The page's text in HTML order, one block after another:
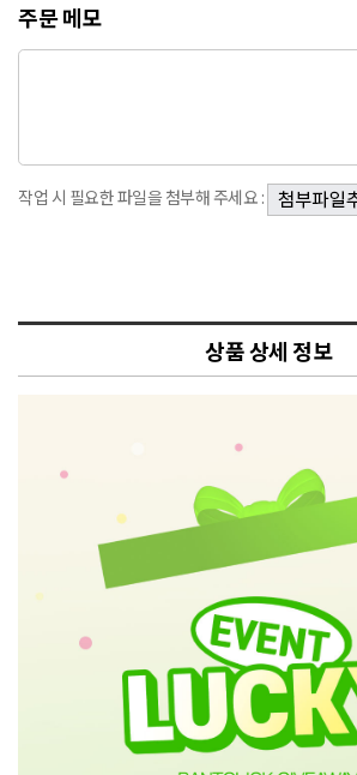
주문 메모
작업 시 필요한 파일을 첨부해 주세요 :
상품 상세 정보